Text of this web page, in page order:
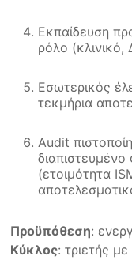
Εκπαίδευση
ρόλο (κλινικό,
Εσωτερικός
τεκμήρια
Audit
(ετοιμότητα
Προϋπόθεση:
Κύκλος: τριετής